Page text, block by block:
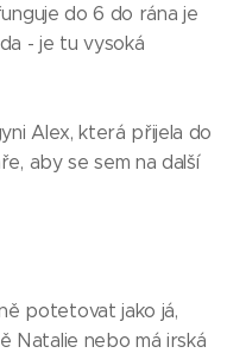
do 6 do rána je
- je tu vysoká
Alex, která přijela do
aby se sem na další
potetovat jako já,
Natalie nebo má irská